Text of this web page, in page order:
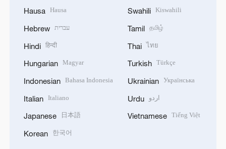
Hausa Hausa
Hebrew עברית
Hindi हिन्दी
Hungarian Magyar
Indonesian Bahasa Indonesia
Italian Italiano
Japanese 日本語
Korean 한국어
Swahili Kiswahili
Tamil தமிழ்
Thai ไทย
Turkish Türkçe
Ukrainian Українська
Urdu اردو
Vietnamese Tiếng Việt